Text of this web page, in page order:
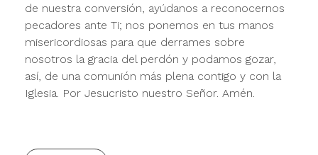
de nuestra conversión, ayúdanos a reconocernos
pecadores ante Ti; nos ponemos en tus manos
misericordiosas para que derrames sobre
nosotros la gracia del perdón y podamos gozar,
así, de una comunión más plena contigo y con la
Iglesia. Por Jesucristo nuestro Señor. Amén.